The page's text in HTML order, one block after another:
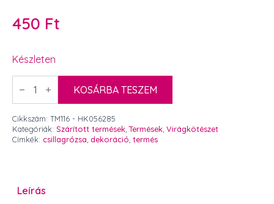
450 Ft
Készleten
Csillagrózsa
barna
mennyiség
KOSÁRBA TESZEM
Cikkszám: TM116 - HK056285
Kategóriák: Szárított termések ,Termések Virágkötészet
Címkék: csillagrózsa dekoráció termés
Leírás